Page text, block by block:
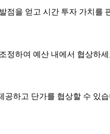
점을 얻고 시간 투자 가치를
정하여 예산 내에서 협상하세
공하고 단가를 협상할 수 있